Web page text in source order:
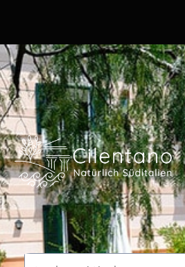
Reisezeitraum